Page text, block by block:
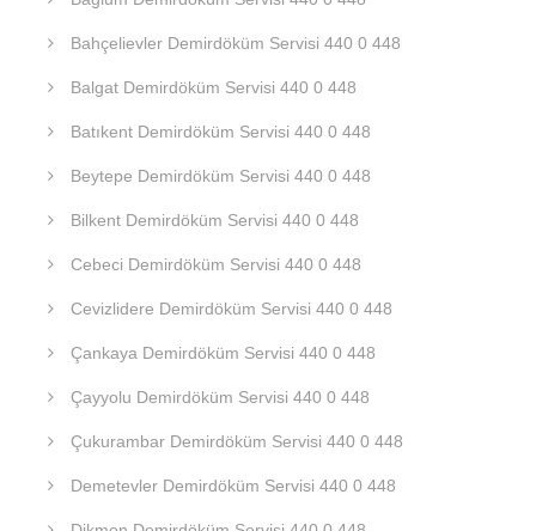
Bahçelievler Demirdöküm Servisi 440 0 448
Balgat Demirdöküm Servisi 440 0 448
Batıkent Demirdöküm Servisi 440 0 448
Beytepe Demirdöküm Servisi 440 0 448
Bilkent Demirdöküm Servisi 440 0 448
Cebeci Demirdöküm Servisi 440 0 448
Cevizlidere Demirdöküm Servisi 440 0 448
Çankaya Demirdöküm Servisi 440 0 448
Çayyolu Demirdöküm Servisi 440 0 448
Çukurambar Demirdöküm Servisi 440 0 448
Demetevler Demirdöküm Servisi 440 0 448